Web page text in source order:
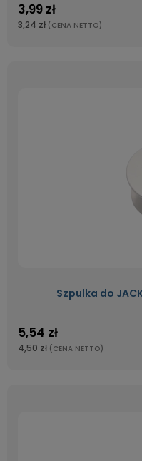
3,99 zł
3,24 zł (CENA NETTO)
Szpulka do
5,54 zł
4,50 zł (CENA NETTO)